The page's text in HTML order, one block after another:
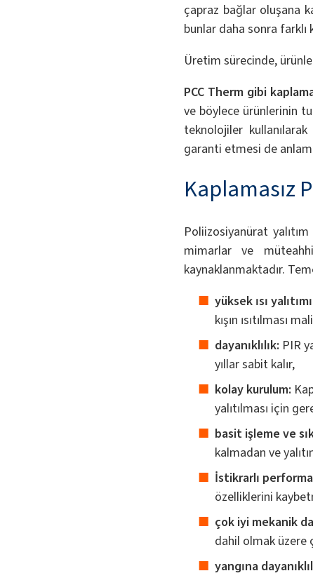
çapraz bağlar oluşana
bunlar daha sonra farklı
Üretim sürecinde,
PCC Therm gibi
ve böylece ürünlerinin
teknolojiler
garanti etmesi de
Kaplamasız
Poliizosiyanürat
mimarlar ve
kaynaklanmaktadır.
yüksek ısı
kışın ısıtılması
dayanıklılık: PIR
yıllar sabit kalır,
kolay kurulum:
yalıtılması için
basit işleme ve
kalmadan ve
İstikrarlı
özelliklerini
çok iyi mekanik
dahil olmak üzere
yangına